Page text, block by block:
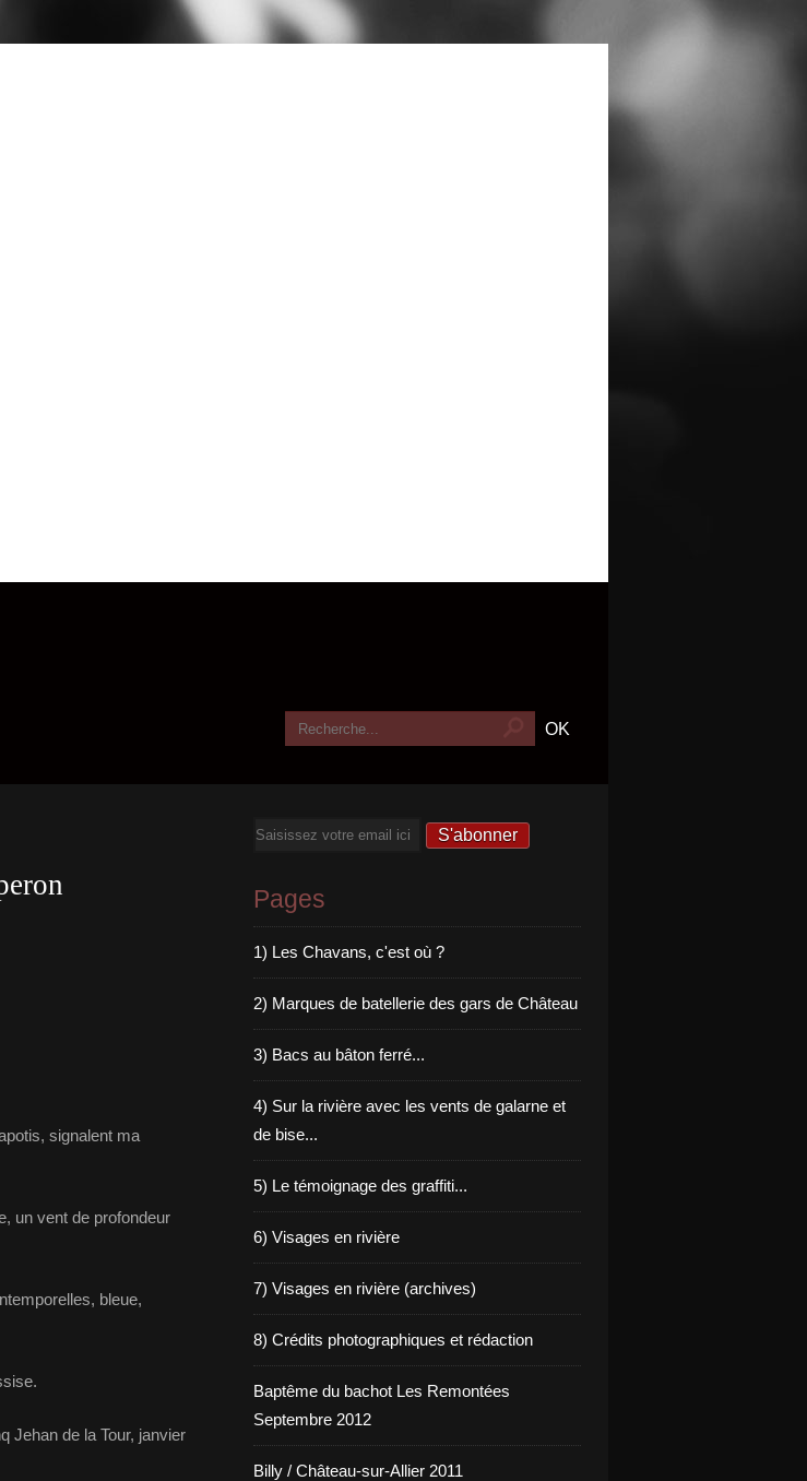
signalent ma
un vent de profondeur
bleue,
Jehan de la Tour, janvier
Email
Pages
1) Les Chavans, c'est où ?
2) Marques de batellerie des gars de Château
3) Bacs au bâton ferré...
4) Sur la rivière avec les vents de galarne et
de bise...
5) Le témoignage des graffiti...
6) Visages en rivière
7) Visages en rivière (archives)
8) Crédits photographiques et rédaction
Baptême du bachot Les Remontées
Septembre 2012
Billy / Château-sur-Allier 2011